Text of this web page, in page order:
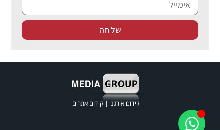
שליחה
קידום אורגני |קידום אתרים